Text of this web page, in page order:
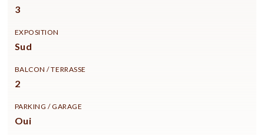
3
EXPOSITION
Sud
BALCON / TERRASSE
2
PARKING / GARAGE
Oui